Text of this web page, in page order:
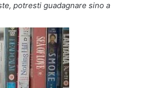
potresti guadagnare sino a